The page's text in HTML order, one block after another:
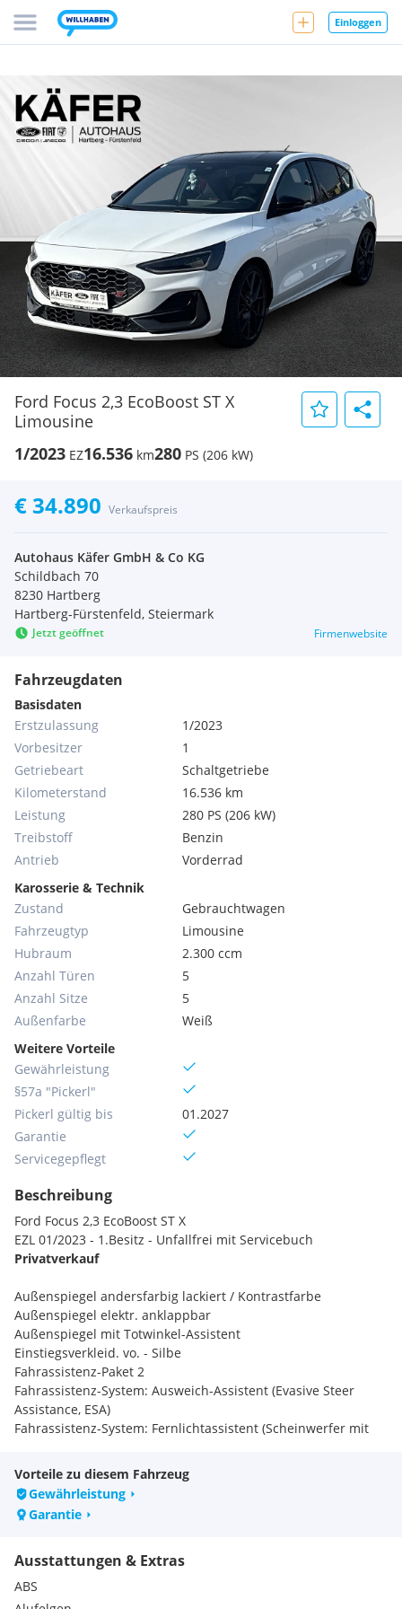
Einloggen
Ford Focus 2,3 EcoBoost ST X
Limousine
1/2023 EZ16.536 km280 PS (206 kW)
€ 34.890 Verkaufspreis
Autohaus Käfer GmbH & Co KG
Schildbach 70
8230 Hartberg
Hartberg-Fürstenfeld, Steiermark
Jetzt geöffnet Firmenwebsite
Fahrzeugdaten
Basisdaten
Erstzulassung
1/2023
Vorbesitzer
1
Getriebeart
Schaltgetriebe
Kilometerstand
16.536 km
Leistung
280 PS (206 kW)
Treibstoff
Benzin
Antrieb
Vorderrad
Karosserie & Technik
Zustand
Gebrauchtwagen
Fahrzeugtyp
Limousine
Hubraum
2.300 ccm
Anzahl Türen
5
Anzahl Sitze
5
Außenfarbe
Weiß
Weitere Vorteile
Gewährleistung
§57a "Pickerl"
Pickerl gültig bis
01.2027
Garantie
Servicegepflegt
Beschreibung
Ford Focus 2,3 EcoBoost ST X
EZL 01/2023 - 1.Besitz - Unfallfrei mit Servicebuch
Privatverkauf
Außenspiegel andersfarbig lackiert / Kontrastfarbe
Außenspiegel elektr. anklappbar
Außenspiegel mit Totwinkel-Assistent
Einstiegsverkleid. vo. - Silbe
Fahrassistenz-Paket 2
Fahrassistenz-System: Ausweich-Assistent (Evasive Steer
Assistance, ESA)
Fahrassistenz-System: Fernlichtassistent (Scheinwerfer mit
Fahrassistenz-System: Falschfahrer-Warnfunktion
Fahrassistenz-System: Totwinkel-Assistent, Cross Traffic Alert
und Notbremsfunktion
Fahrassistenz-System: Verkehrsschildassistent
Frontscheibe heizbar
Geschwindigkeits-Begrenzeranlage
Vorteile zu diesem Fahrzeug
Gewährleistung
Garantie
Ausstattungen & Extras
ABS